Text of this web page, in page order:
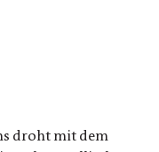
droht mit dem